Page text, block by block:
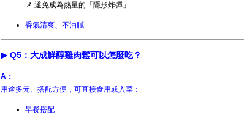
📌 避免成為熱量的「隱形炸彈」
香氣清爽、不油膩
▶ Q5：大成鮮醇雞肉鬆可以怎麼吃？
A：
用途多元、搭配方便，可直接食用或入菜：
早餐搭配